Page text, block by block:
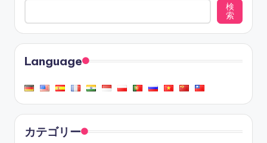
検
索
Language
カテゴリー